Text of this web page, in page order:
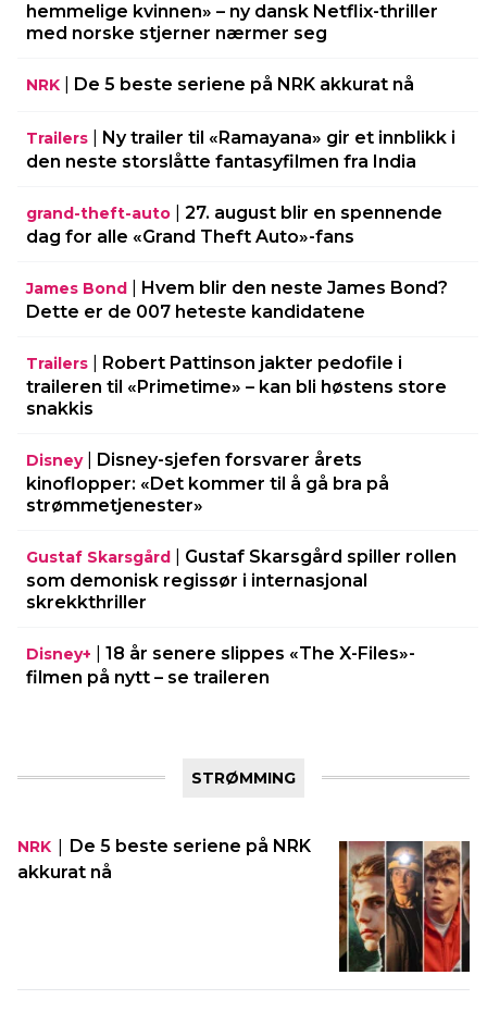
hemmelige kvinnen» – ny dansk Netflix-thriller
med norske stjerner nærmer seg
NRK De 5 beste seriene på NRK akkurat nå
Trailers
Ny trailer til «Ramayana» gir et innblikk i
den neste storslåtte fantasyfilmen fra India
grand-theft-auto
27. august blir en spennende
dag for alle «Grand Theft Auto»-fans
James Bond
Hvem blir den neste James Bond?
Dette er de 007 heteste kandidatene
Trailers
Robert Pattinson jakter pedofile i
traileren til «Primetime» – kan bli høstens store
snakkis
Disney| Disney-sjefen forsvarer årets
kinoflopper: «Det kommer til å gå bra på
strømmetjenester»
Gustaf Skarsgård
Gustaf Skarsgård spiller rollen
som demonisk regissør i internasjonal
skrekkthriller
Disney+
18 år senere slippes «The X-Files»-
filmen på nytt – se traileren
STRØMMING
NRK | De 5 beste seriene på NRK
akkurat nå